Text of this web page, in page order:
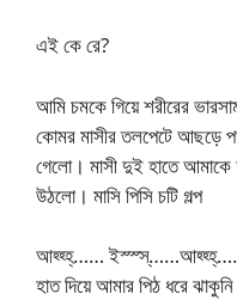
এই কে রে?
আমি চমকে গিয়ে শরীরের
কোমর মাসীর তলপেটে আছড়ে
গেলো। মাসী দুই হাতে
উঠলো। মাসি পিসি চটি গল্প
আহ্হ্হ্…… ইস্স্স্……আহ্হ্হ্……
হাত দিয়ে আমার পিঠ ধরে